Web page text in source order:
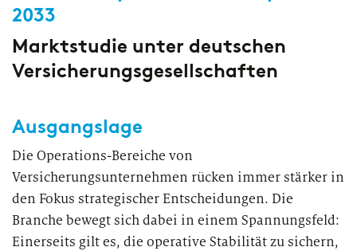
Krankenversicherer
Spezialinstitute &
Techunternehmen
Fintechs
Private Banking & Wealth
Regulierung & Sonderprüfungen
Themenfür Financial Services
Transformationskompetenz entlang der gesamten
Wertschöpfungskette
European Asset Management Study
2026
2033
Marktstudie unter deutschen
Versicherungsgesellschaften
Ausgangslage
Die Operations-Bereiche von
Versicherungsunternehmen rücken immer stärker in
den Fokus strategischer Entscheidungen. Die
Branche bewegt sich dabei in einem Spannungsfeld:
Einerseits gilt es, die operative Stabilität zu sichern,